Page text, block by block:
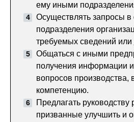
ему иными
Осуществлять запросы в
подразделения
требуемых сведений или
Общаться с иными
получения информации
вопросов производства,
компетенцию.
Предлагать руководству
призванные улучшить и